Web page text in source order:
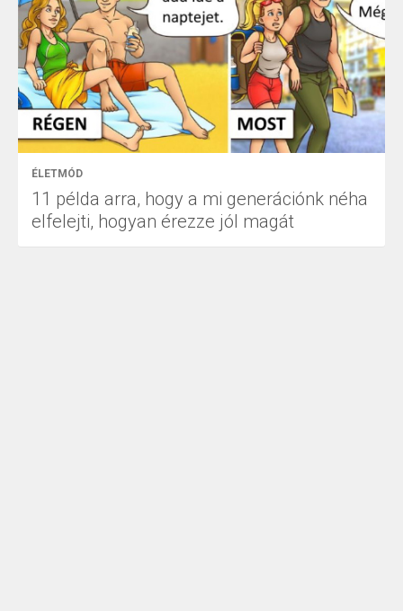
ÉLETMÓD
11 példa arra, hogy a mi generációnk néha
elfelejti, hogyan érezze jól magát